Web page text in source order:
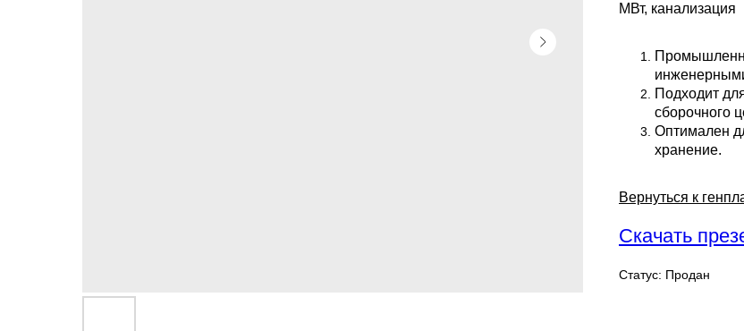
МВт, канализация
Подходит
сборочного
Оптимален
хранение.
Вернуться к
Скачать
Статус: Продан